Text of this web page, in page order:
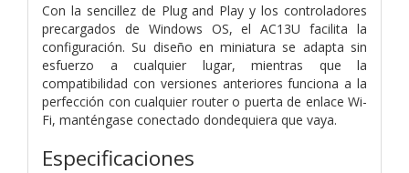
Con la sencillez de Plug and Play y los controladores
precargados de Windows OS, el AC13U facilita la
configuración. Su diseño en miniatura se adapta sin
esfuerzo a cualquier lugar, mientras que la
compatibilidad con versiones anteriores funciona a la
perfección con cualquier router o puerta de enlace Wi-
Fi, manténgase conectado dondequiera que vaya.
Especificaciones